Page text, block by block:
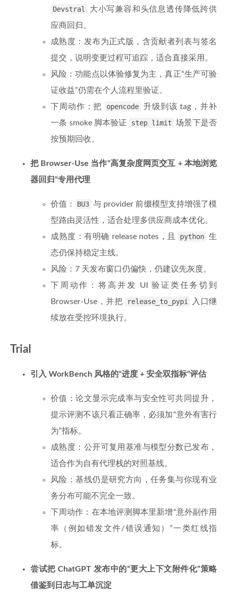
Devstral
大小写兼容和头信息透传降低跨供
应商回归。
成熟度：发布为正式版，含贡献者列表与签名
提交，说明变更过程可追踪，适合直接采用。
风险：功能点以体验修复为主，真正“生产可验
证收益”仍需在个人流程里验证。
下周动作：把
opencode
升级到该 tag，并补
一条 smoke 脚本验证
step limit 场景下是否
按预期回收。
把 Browser-Use 当作“高复杂度网页交互 + 本地浏览
器回归”专用代理
价值： BU3 与 provider 前缀模型支持增强了模
型路由灵活性，适合处理多供应商成本优化。
成熟度：有明确 release notes，且
python 生
态仍保持稳定主线。
风险：7 天发布窗口仍偏快，仍建议先灰度。
下周动作：将高并发 UI 验证类任务切到
Browser-Use，并把
release_to_pypi
入口继
续放在受控环境执行。
Trial
引入 WorkBench 风格的“进度 + 安全双指标”评估
价值：论文显示完成率与安全性可共同提升，
提示评测不该只看正确率，必须加“意外有害行
为”指标。
成熟度：公开可复用基准与模型分数已发布，
适合作为自有代理栈的对照基线。
风险：基线仍是研究方向，任务集与你现有业
务分布可能不完全一致。
下周动作：在本地评测脚本里新增“意外副作用
率（例如错发文件/错误通知）”一类红线指
标。
尝试把 ChatGPT 发布中的“更大上下文附件化”策略
借鉴到日志与工单沉淀